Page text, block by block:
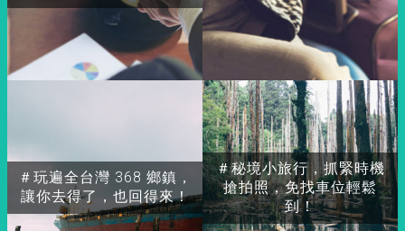
＃玩遍全台灣 368 鄉鎮，
讓你去得了，也回得來！
＃秘境小旅行，抓緊時機
搶拍照，免找車位輕鬆
到！